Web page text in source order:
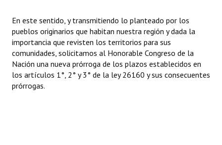
En este sentido, y transmitiendo lo planteado por los
pueblos originarios que habitan nuestra región y dada la
importancia que revisten los territorios para sus
comunidades, solicitamos al Honorable Congreso de la
Nación una nueva prórroga de los plazos establecidos en
los artículos 1°, 2° y 3° de la ley 26160 y sus consecuentes
prórrogas.